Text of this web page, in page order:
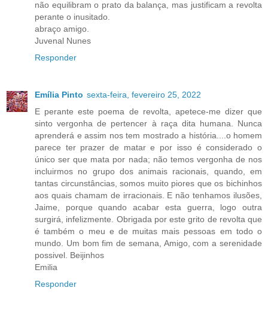
não equilibram o prato da balança, mas justificam a revolta
perante o inusitado.
abraço amigo.
Juvenal Nunes
Responder
Emília Pinto sexta-feira, fevereiro 25, 2022
E perante este poema de revolta, apetece-me dizer que
sinto vergonha de pertencer à raça dita humana. Nunca
aprenderá e assim nos tem mostrado a história....o homem
parece ter prazer de matar e por isso é considerado o
único ser que mata por nada; não temos vergonha de nos
incluirmos no grupo dos animais racionais, quando, em
tantas circunstâncias, somos muito piores que os bichinhos
aos quais chamam de irracionais. E não tenhamos ilusões,
Jaime, porque quando acabar esta guerra, logo outra
surgirá, infelizmente. Obrigada por este grito de revolta que
é também o meu e de muitas mais pessoas em todo o
mundo. Um bom fim de semana, Amigo, com a serenidade
possivel. Beijinhos
Emilia
Responder